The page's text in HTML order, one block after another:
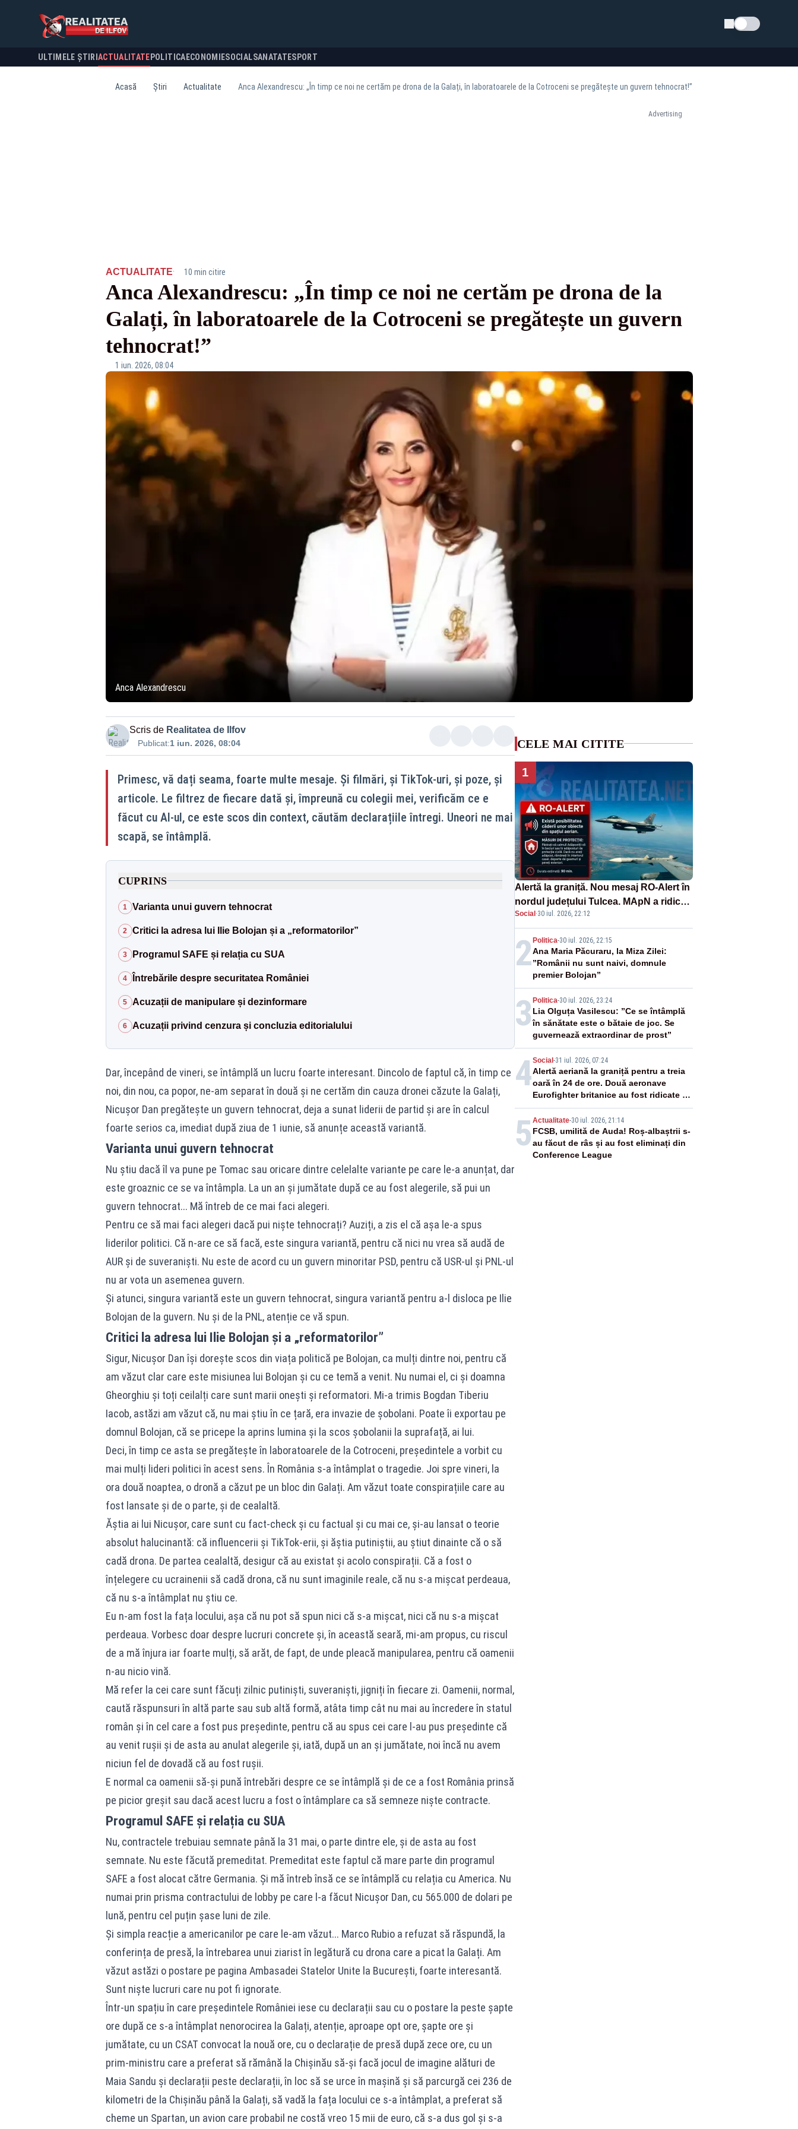
Schimba tema
ULTIMELE ȘTIRI ACTUALITATE POLITICA ECONOMIESOCIALSANATATESPORT
Acasă Știri Actualitate Anca Alexandrescu: „În timp ce noi ne certăm pe drona de la Galați, în laboratoarele de la Cotroceni se pregătește un guvern tehnocrat!”
Advertising
ACTUALITATE· 10 min citire
Anca Alexandrescu: „În timp ce noi ne certăm pe drona de la
Galați, în laboratoarele de la Cotroceni se pregătește un guvern
tehnocrat!”
1 iun. 2026, 08:04
Anca Alexandrescu
Scris de Realitatea de Ilfov
Publicat:1 iun. 2026, 08:04
Primesc, vă dați seama, foarte multe mesaje. Și filmări, și TikTok-uri, și poze, și
articole. Le filtrez de fiecare dată și, împreună cu colegii mei, verificăm ce e
făcut cu AI-ul, ce este scos din context, căutăm declarațiile întregi. Uneori ne mai
scapă, se întâmplă.
CUPRINS
1 Varianta unui guvern tehnocrat
2 Critici la adresa lui Ilie Bolojan și a „reformatorilor”
3 Programul SAFE și relația cu SUA
4 Întrebările despre securitatea României
5 Acuzații de manipulare și dezinformare
6 Acuzații privind cenzura și concluzia editorialului
Dar, începând de vineri, se întâmplă un lucru foarte interesant. Dincolo de faptul că, în timp ce
noi, din nou, ca popor, ne-am separat în două și ne certăm din cauza dronei căzute la Galați,
Nicușor Dan pregătește un guvern tehnocrat, deja a sunat liderii de partid și are în calcul
foarte serios ca, imediat după ziua de 1 iunie, să anunțe această variantă.
Varianta unui guvern tehnocrat
Nu știu dacă îl va pune pe Tomac sau oricare dintre celelalte variante pe care le-a anunțat, dar
este groaznic ce se va întâmpla. La un an și jumătate după ce au fost alegerile, să pui un
guvern tehnocrat... Mă întreb de ce mai faci alegeri.
Pentru ce să mai faci alegeri dacă pui niște tehnocrați? Auziți, a zis el că așa le-a spus
liderilor politici. Că n-are ce să facă, este singura variantă, pentru că nici nu vrea să audă de
AUR și de suveraniști. Nu este de acord cu un guvern minoritar PSD, pentru că USR-ul și PNL-ul
nu ar vota un asemenea guvern.
Și atunci, singura variantă este un guvern tehnocrat, singura variantă pentru a-l disloca pe Ilie
Bolojan de la guvern. Nu și de la PNL, atenție ce vă spun.
Critici la adresa lui Ilie Bolojan și a „reformatorilor”
Sigur, Nicușor Dan își dorește scos din viața politică pe Bolojan, ca mulți dintre noi, pentru că
am văzut clar care este misiunea lui Bolojan și cu ce temă a venit. Nu numai el, ci și doamna
Gheorghiu și toți ceilalți care sunt marii onești și reformatori. Mi-a trimis Bogdan Tiberiu
Iacob, astăzi am văzut că, nu mai știu în ce țară, era invazie de șobolani. Poate îi exportau pe
domnul Bolojan, că se pricepe la aprins lumina și la scos șobolanii la suprafață, ai lui.
Deci, în timp ce asta se pregătește în laboratoarele de la Cotroceni, președintele a vorbit cu
mai mulți lideri politici în acest sens. În România s-a întâmplat o tragedie. Joi spre vineri, la
ora două noaptea, o dronă a căzut pe un bloc din Galați. Am văzut toate conspirațiile care au
fost lansate și de o parte, și de cealaltă.
Ăștia ai lui Nicușor, care sunt cu fact-check și cu factual și cu mai ce, și-au lansat o teorie
absolut halucinantă: că influencerii și TikTok-erii, și ăștia putiniștii, au știut dinainte că o să
cadă drona. De partea cealaltă, desigur că au existat și acolo conspirații. Că a fost o
înțelegere cu ucrainenii să cadă drona, că nu sunt imaginile reale, că nu s-a mișcat perdeaua,
că nu s-a întâmplat nu știu ce.
Eu n-am fost la fața locului, așa că nu pot să spun nici că s-a mișcat, nici că nu s-a mișcat
perdeaua. Vorbesc doar despre lucruri concrete și, în această seară, mi-am propus, cu riscul
de a mă înjura iar foarte mulți, să arăt, de fapt, de unde pleacă manipularea, pentru că oamenii
n-au nicio vină.
Mă refer la cei care sunt făcuți zilnic putiniști, suveraniști, jigniți în fiecare zi. Oamenii, normal,
caută răspunsuri în altă parte sau sub altă formă, atâta timp cât nu mai au încredere în statul
român și în cel care a fost pus președinte, pentru că au spus cei care l-au pus președinte că
au venit rușii și de asta au anulat alegerile și, iată, după un an și jumătate, noi încă nu avem
niciun fel de dovadă că au fost rușii.
E normal ca oamenii să-și pună întrebări despre ce se întâmplă și de ce a fost România prinsă
pe picior greșit sau dacă acest lucru a fost o întâmplare ca să semneze niște contracte.
Programul SAFE și relația cu SUA
Nu, contractele trebuiau semnate până la 31 mai, o parte dintre ele, și de asta au fost
semnate. Nu este făcută premeditat. Premeditat este faptul că mare parte din programul
SAFE a fost alocat către Germania. Și mă întreb însă ce se întâmplă cu relația cu America. Nu
numai prin prisma contractului de lobby pe care l-a făcut Nicușor Dan, cu 565.000 de dolari pe
lună, pentru cel puțin șase luni de zile.
Și simpla reacție a americanilor pe care le-am văzut... Marco Rubio a refuzat să răspundă, la
conferința de presă, la întrebarea unui ziarist în legătură cu drona care a picat la Galați. Am
văzut astăzi o postare pe pagina Ambasadei Statelor Unite la București, foarte interesantă.
Sunt niște lucruri care nu pot fi ignorate.
Într-un spațiu în care președintele României iese cu declarații sau cu o postare la peste șapte
ore după ce s-a întâmplat nenorocirea la Galați, atenție, aproape opt ore, șapte ore și
jumătate, cu un CSAT convocat la nouă ore, cu o declarație de presă după zece ore, cu un
prim-ministru care a preferat să rămână la Chișinău să-și facă jocul de imagine alături de
Maia Sandu și declarații peste declarații, în loc să se urce în mașină și să parcurgă cei 236 de
kilometri de la Chișinău până la Galați, să vadă la fața locului ce s-a întâmplat, a preferat să
cheme un Spartan, un avion care probabil ne costă vreo 15 mii de euro, că s-a dus gol și s-a
CELE MAI CITITE
1
Alertă la graniță. Nou mesaj RO-Alert în
nordul județului Tulcea. MApN a ridicat
de la sol două avioane F-16
Social ·30 iul. 2026, 22:12
2 Politica-30 iul. 2026, 22:15
Ana Maria Păcuraru, la Miza Zilei:
”Românii nu sunt naivi, domnule
premier Bolojan”
3 Politica-30 iul. 2026, 23:24
Lia Olguța Vasilescu: ”Ce se întâmplă
în sănătate este o bătaie de joc. Se
guvernează extraordinar de prost”
4Social -31 iul. 2026, 07:24
Alertă aeriană la graniță pentru a treia
oară în 24 de ore. Două aeronave
Eurofighter britanice au fost ridicate de
la sol
5 Actualitate-30 iul. 2026, 21:14
FCSB, umilită de Auda! Roș-albaștrii s-
au făcut de râs și au fost eliminați din
Conference League